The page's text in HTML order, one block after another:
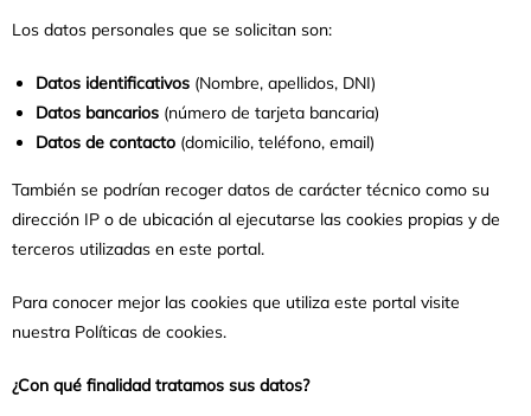
Los datos personales que se solicitan son:
Datos identificativos (Nombre, apellidos, DNI)
Datos bancarios (número de tarjeta bancaria)
Datos de contacto (domicilio, teléfono, email)
También se podrían recoger datos de carácter técnico como su
dirección IP o de ubicación al ejecutarse las cookies propias y de
terceros utilizadas en este portal.
Para conocer mejor las cookies que utiliza este portal visite
nuestra Políticas de cookies.
¿Con qué finalidad tratamos sus datos?